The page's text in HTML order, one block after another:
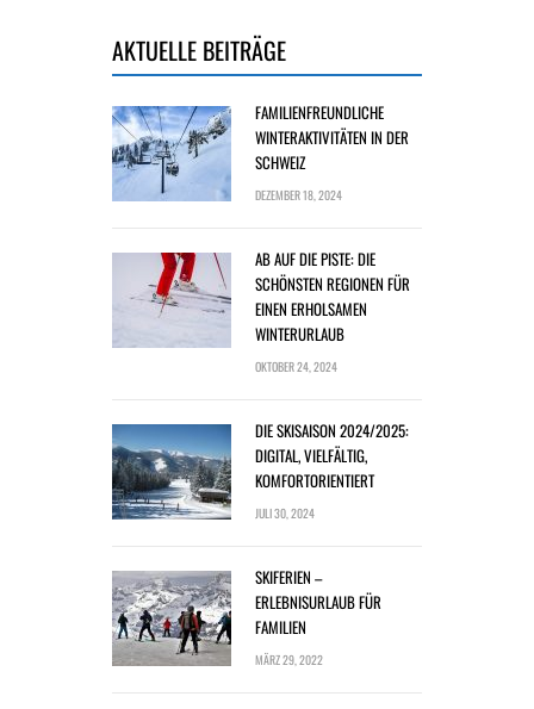
AKTUELLE BEITRÄGE
FAMILIENFREUNDLICHE
WINTERAKTIVITÄTEN IN DER
SCHWEIZ
DEZEMBER 18, 2024
AB AUF DIE PISTE: DIE
SCHÖNSTEN REGIONEN FÜR
EINEN ERHOLSAMEN
WINTERURLAUB
OKTOBER 24, 2024
DIE SKISAISON 2024/2025:
DIGITAL, VIELFÄLTIG,
KOMFORTORIENTIERT
JULI 30, 2024
SKIFERIEN –
ERLEBNISURLAUB FÜR
FAMILIEN
MÄRZ 29, 2022